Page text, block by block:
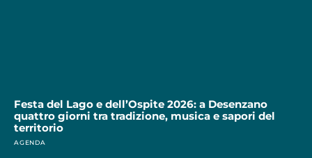
Festa del Lago e dell’Ospite 2026: a Desenzano
quattro giorni tra tradizione, musica e sapori del
territorio
AGENDA